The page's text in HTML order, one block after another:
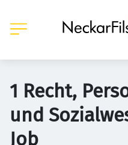
1 Recht,
und
Job